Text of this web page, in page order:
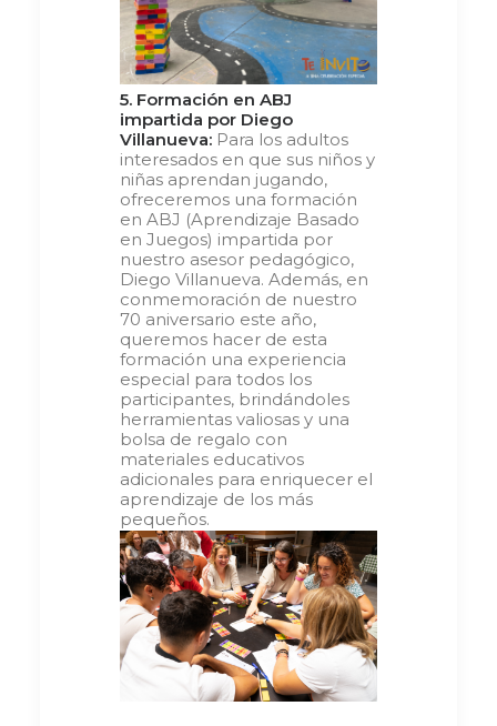
5. Formación en ABJ
impartida por Diego
Villanueva: Para los adultos
interesados en que sus niños y
niñas aprendan jugando,
ofreceremos una formación
en ABJ (Aprendizaje Basado
en Juegos) impartida por
nuestro asesor pedagógico,
Diego Villanueva. Además, en
conmemoración de nuestro
70 aniversario este año,
queremos hacer de esta
formación una experiencia
especial para todos los
participantes, brindándoles
herramientas valiosas y una
bolsa de regalo con
materiales educativos
adicionales para enriquecer el
aprendizaje de los más
pequeños.